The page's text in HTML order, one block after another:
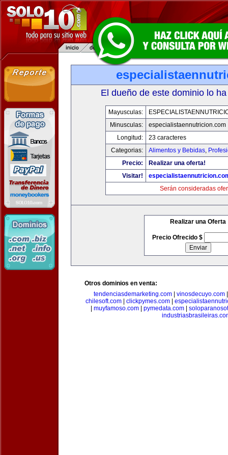
El dueño de este dominio lo
Mayusculas:
Minusculas:
especialistaennutricion.com
Longitud:
23 caracteres
Categorias:
Alimentos y Bebidas,
Precio:
Realizar una oferta!
Visitar!
Serán consideradas
Realizar una Oferta
Precio Ofrecido $
Otros dominios en venta:
tendenciasdemarketing.com| vinosdecuyo.com
chilesoft.com
clickpymes.com
muyfamoso.com pymedata.com